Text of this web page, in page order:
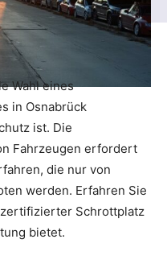
Wahl eines
in Osnabrück
ist. Die
Fahrzeugen erfordert
die nur von
werden. Erfahren Sie
Schrottplatz
bietet.